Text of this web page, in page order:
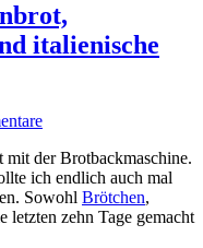
italienische
mit der Brotbackmaschine.
ich endlich auch mal
Sowohl Brötchen,
letzten zehn Tage gemacht